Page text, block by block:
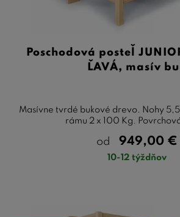
Poschodová posteľ
ĽAVÁ, masív
Masívne tvrdé bukové drevo. Nohy
rámu 2 x 100 Kg.
od 949,00 €
10-12 týždňov